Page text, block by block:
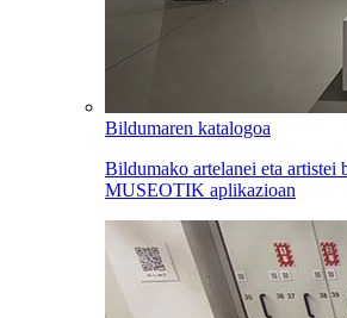
Bildumaren katalogoa
Bildumako artelanei eta artistei
MUSEOTIK aplikazioan